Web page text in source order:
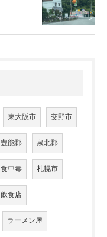
東大阪市 交野市
豊能郡 泉北郡
食中毒 札幌市
飲食店
ラーメン屋